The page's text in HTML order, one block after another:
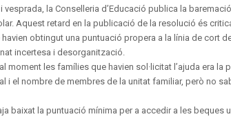
vesprada, la Conselleria d’Educació publica la
Aquest retard en la publicació de la resolució és
obtingut una puntuació propera a la línia de cort
incertesa i desorganització.
moment les famílies que havien sol·licitat l’ajuda era la
i el nombre de membres de la unitat familiar, però no
baixat la puntuació mínima per a accedir a les beques